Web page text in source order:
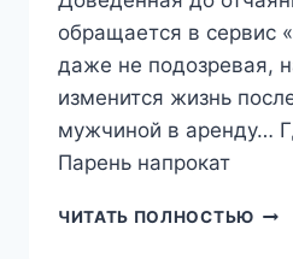
обращается в сервис
даже не подозревая,
изменится жизнь
мужчиной в аренду…
Парень напрокат
ЧИТАТЬ ПОЛНОСТЬЮ